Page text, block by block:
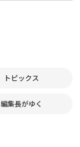
トピックス
編集長がゆく